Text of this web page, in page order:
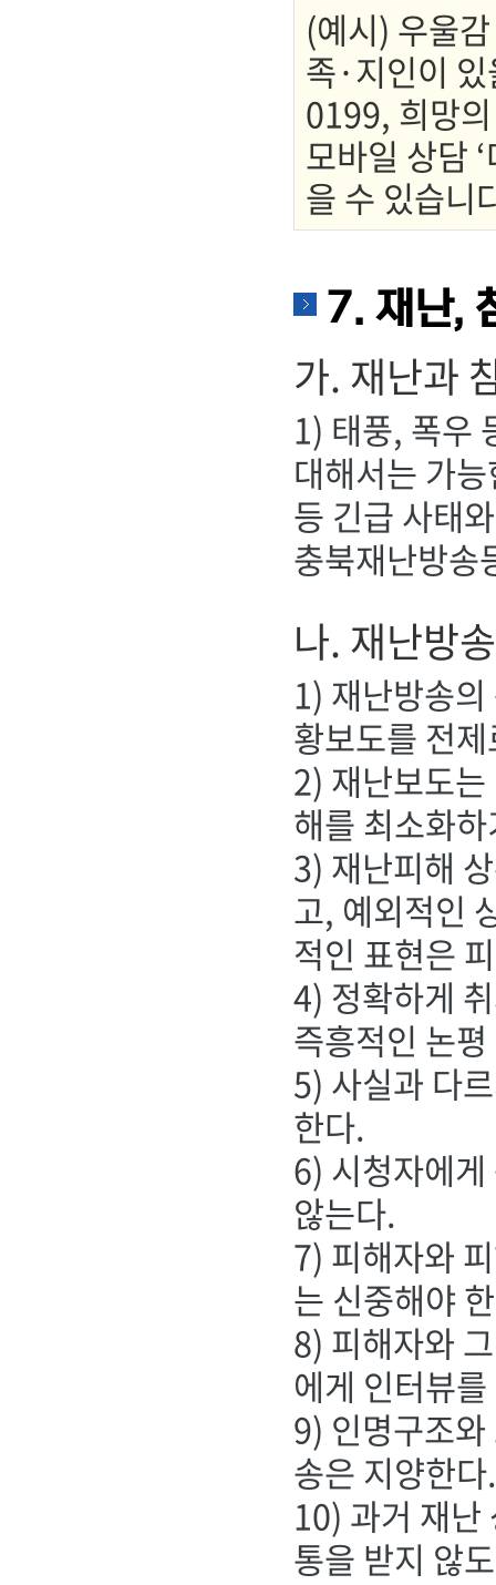
(예시) 우울
족·지인이
0199, 희망
모바일 상담
을 수 있습니
7. 재난,
가. 재난과
1) 태풍, 폭우
대해서는 가
등 긴급 사태
충북재난방송
나. 재난방
1) 재난방송
황보도를 전
2) 재난보도
해를 최소화
3) 재난피해
고, 예외적인
적인 표현은
4) 정확하게
즉흥적인 논
5) 사실과 다
한다.
6) 시청자에
않는다.
7) 피해자와
는 신중해야
8) 피해자와
에게 인터뷰
9) 인명구조
송은 지양한다.
10) 과거 재난
통을 받지 않